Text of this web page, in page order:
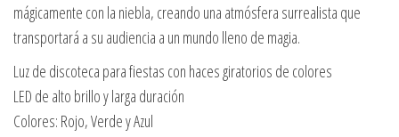
mágicamente con la niebla, creando una atmósfera surrealista que
transportará a su audiencia a un mundo lleno de magia.
Luz de discoteca para fiestas con haces giratorios de colores
LED de alto brillo y larga duración
Colores: Rojo, Verde y Azul